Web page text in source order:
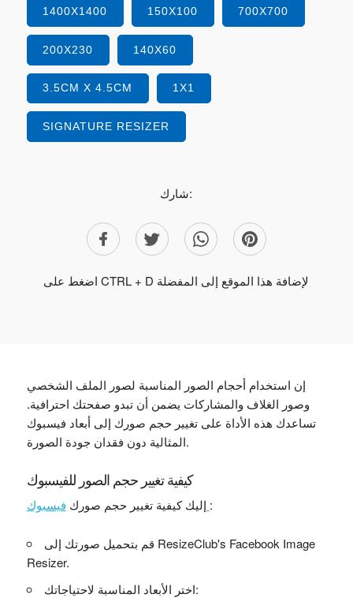
1400X1400 150X100 700X700
200X230 140X60
3.5CM X 4.5CM 1X1
SIGNATURE RESIZER
شارك:
اضغط على CTRL + D لإضافة هذا الموقع إلى المفضلة
إن استخدام أحجام الصور المناسبة لصور الملف الشخصي
وصور الغلاف والمشاركات يضمن أن تبدو صفحتك احترافية.
تساعدك هذه الأداة على تغيير حجم صورك إلى أبعاد فيسبوك
المثالية دون فقدان جودة الصورة.
كيفية تغيير حجم الصور للفيسبوك
إليك كيفية تغيير حجم صورك :
قم بتحميل صورتك إلى ResizeClub's Facebook Image
Resizer.
اختر الأبعاد المناسبة لاحتياجاتك: